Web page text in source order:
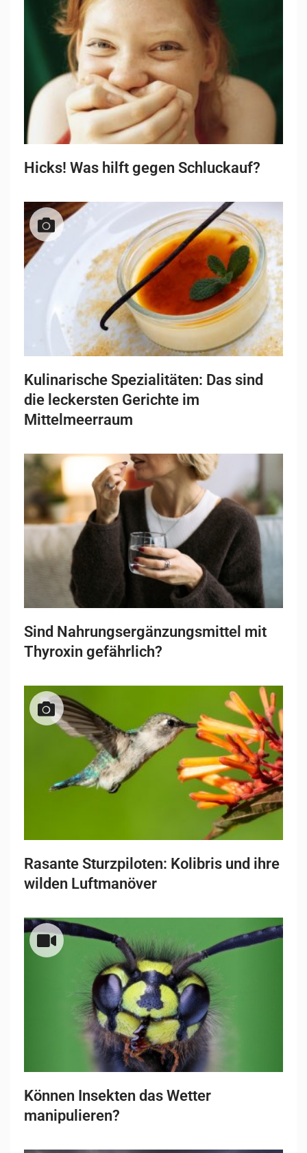
Hicks! Was hilft gegen Schluckauf?
Kulinarische Spezialitäten: Das sind
die leckersten Gerichte im
Mittelmeerraum
Sind Nahrungsergänzungsmittel mit
Thyroxin gefährlich?
Rasante Sturzpiloten: Kolibris und ihre
wilden Luftmanöver
Können Insekten das Wetter
manipulieren?